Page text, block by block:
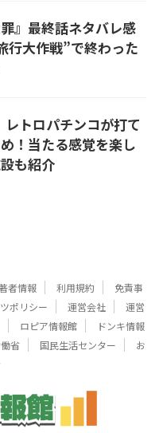
罪』最終話ネタバレ感
行大作戦”で終わった
レトロパチンコが打て
！当たる感覚を楽し
も紹介
者情報 利用規約
免責事
ポリシー 運営会社
運営
ロピア情報館
ドンキ情報
省 国民生活センター
お